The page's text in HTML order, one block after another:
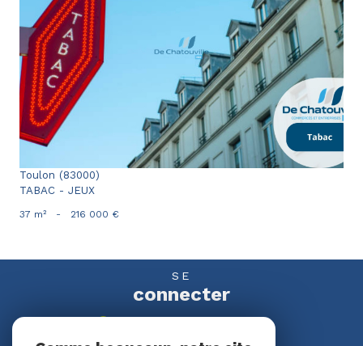
voir le bien
Toulon (83000)
TABAC - JEUX
37 m² - 216 000 €
SE
connecter
espace propriétaire